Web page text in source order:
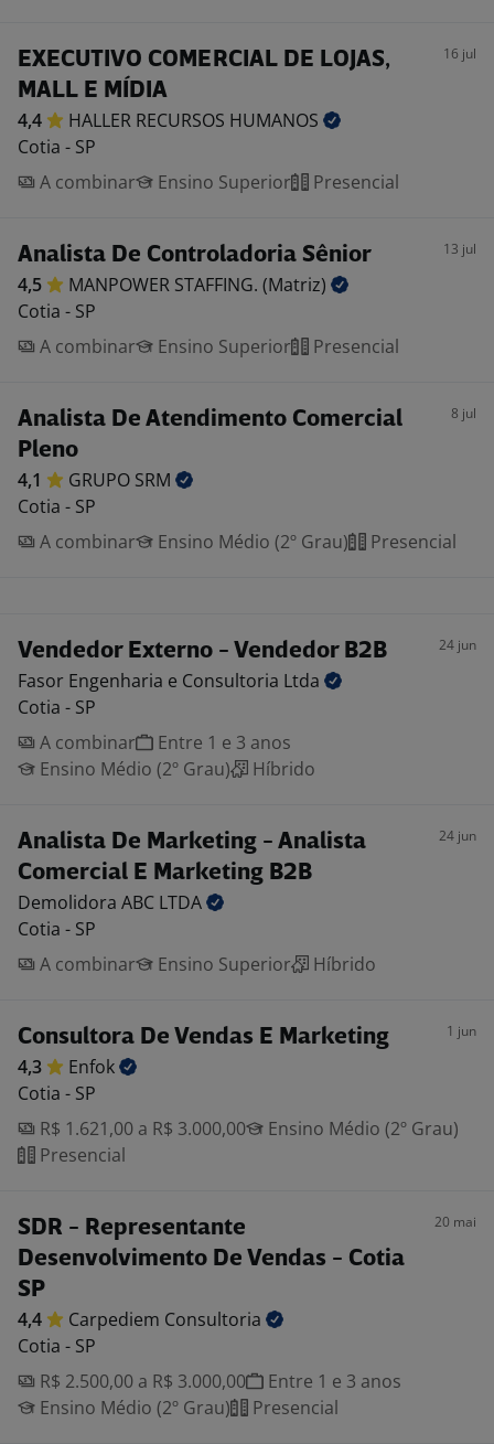
EXECUTIVO COMERCIAL DE LOJAS,
MALL E MÍDIA
16 jul
4,4 HALLER RECURSOS HUMANOS
Cotia - SP
A combinar
Ensino Superior Presencial
Analista De Controladoria Sênior 13 jul
4,5 MANPOWER STAFFING. (Matriz)
Cotia - SP
A combinar
Ensino Superior Presencial
Analista De Atendimento Comercial
Pleno
8 jul
4,1 GRUPO SRM
Cotia - SP
A combinar
Ensino Médio (2º Grau) Presencial
Vendedor Externo - Vendedor B2B 24 jun
Fasor Engenharia e Consultoria Ltda
Cotia - SP
A combinar
Entre 1 e 3 anos
Ensino Médio (2º Grau)
Híbrido
Analista De Marketing - Analista
Comercial E Marketing B2B
24 jun
Demolidora ABC LTDA
Cotia - SP
A combinar
Ensino Superior Híbrido
Consultora De Vendas E Marketing 1 jun
4,3
Enfok
Cotia - SP
R$ 1.621,00 a R$ 3.000,00
Ensino Médio (2º Grau)
Presencial
SDR - Representante
Desenvolvimento De Vendas - Cotia
SP
20 mai
4,4 Carpediem Consultoria
Cotia - SP
R$ 2.500,00 a R$ 3.000,00
Entre 1 e 3 anos
Ensino Médio (2º Grau)
Presencial